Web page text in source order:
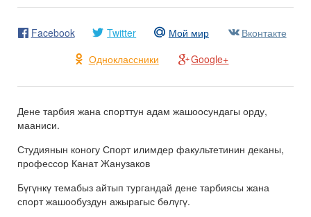
Facebook Twitter Мой мир
Вконтакте
Одноклассники
Google+
Дене тарбия жана спорттун адам жашоосундагы орду,
мааниси.
Студиянын коногу Спорт илимдер факультетинин деканы,
профессор Канат Жанузаков
Бүгүнкү темабыз айтып тургандай дене тарбиясы жана
спорт жашообуздун ажырагыс бөлүгү.